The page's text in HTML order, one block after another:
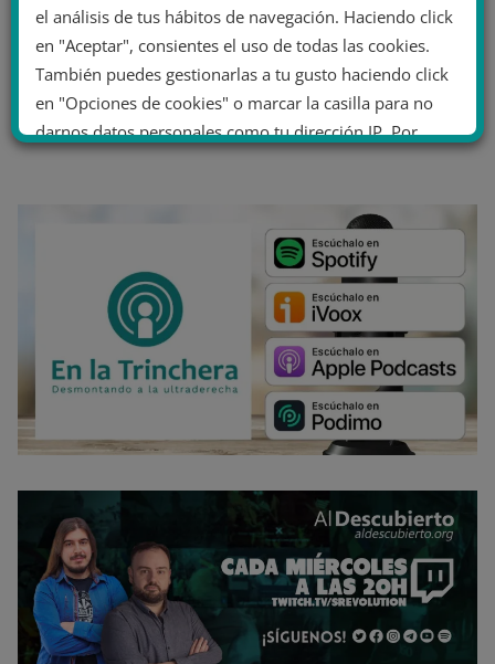
el análisis de tus hábitos de navegación. Haciendo click
en "Aceptar", consientes el uso de todas las cookies.
También puedes gestionarlas a tu gusto haciendo click
en "Opciones de cookies" o marcar la casilla para no
darnos datos personales como tu dirección IP. Por
No dar mi información personal
Opciones de cookies Aceptar cookies
Rechazar cookies Política de cookies